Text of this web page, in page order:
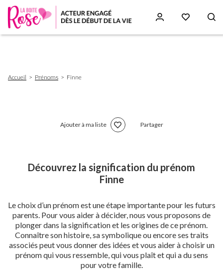
d'Ariane
Accueil Prénoms Finne
Ajouter à ma liste Partager
Découvrez la signification du prénom
Finne
Le choix d’un prénom est une étape importante pour les futurs
parents. Pour vous aider à décider, nous vous proposons de
plonger dans la signification et les origines de ce prénom.
Connaître son histoire, sa symbolique ou encore ses traits
associés peut vous donner des idées et vous aider à choisir un
prénom qui vous ressemble, qui vous plaît et qui a du sens
pour votre famille.